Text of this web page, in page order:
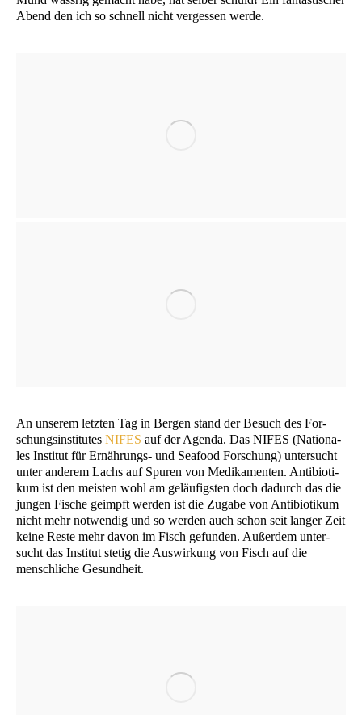
Abend den ich so schnell nicht ver­ges­sen werde.
An unse­rem letz­ten Tag in Ber­gen stand der Besuch des For­
schungs­in­sti­tu­tes NIFES auf der Agen­da. Das NIFES (Natio­na­
les Insti­tut für Ernäh­rungs- und Sea­food For­schung) unter­sucht
unter ande­rem Lachs auf Spu­ren von Medi­ka­men­ten. Anti­bio­ti­
kum ist den meis­ten wohl am geläu­figs­ten doch dadurch das die
jun­gen Fische geimpft wer­den ist die Zuga­be von Anti­bio­ti­kum
nicht mehr not­wen­dig und so wer­den auch schon seit lan­ger Zeit
kei­ne Res­te mehr davon im Fisch gefun­den. Außer­dem unter­
sucht das Insti­tut ste­tig die Aus­wir­kung von Fisch auf die
mensch­li­che Gesundheit.